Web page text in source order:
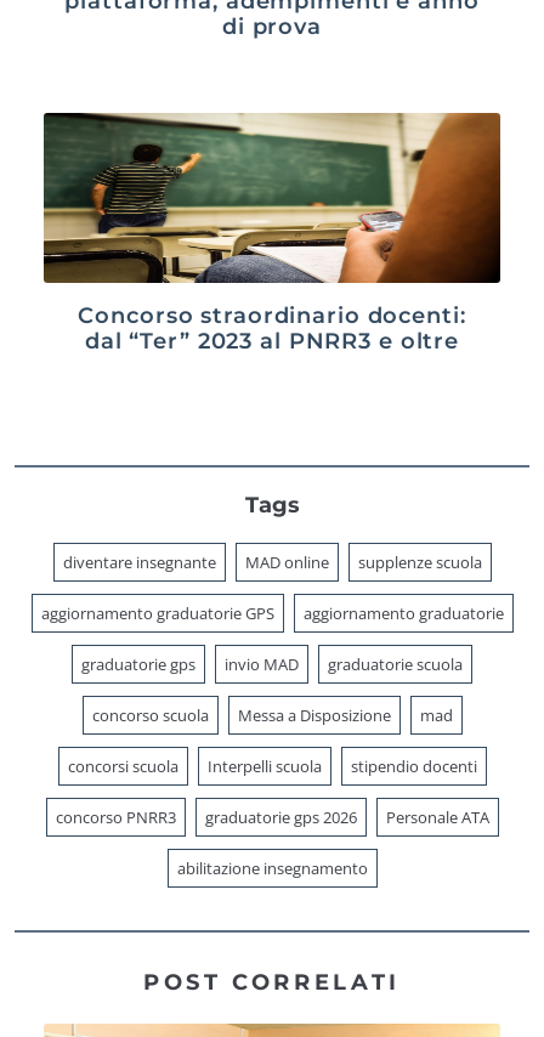
di prova
Concorso straordinario docenti:
dal “Ter” 2023 al PNRR3 e oltre
Tags
diventare insegnante MAD online supplenze scuola
aggiornamento graduatorie GPS aggiornamento graduatorie
graduatorie gps invio MAD graduatorie scuola
concorso scuola Messa a Disposizione mad
concorsi scuola Interpelli scuola stipendio docenti
concorso PNRR3 graduatorie gps 2026 Personale ATA
abilitazione insegnamento
POST CORRELATI